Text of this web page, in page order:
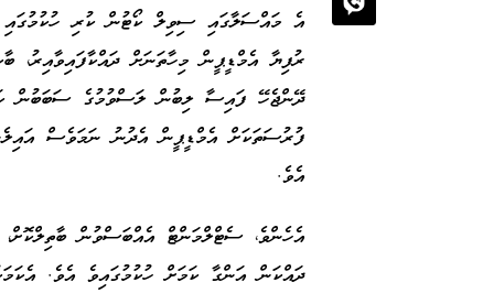
ދޭންޖެހޭ ފައިސާ ލިބުން ލަސްވުމުގެ ސަބަބުން
ފުރުސަތަކަށް އެމްޑީޕީން އެދުނު ނަމަވެސް
އެވެ.
ދައްކަން އަންގާ ކަމަށް ހުކުމުގައިވެ އެވެ.